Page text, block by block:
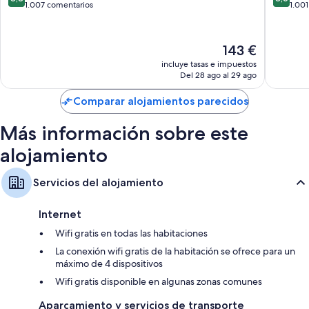
Las 312 habitaciones con muebles diferentes ofrecen comodidades
entre las que se incluyen un servicio de habitaciones las 24 horas y
sábanas de alta calidad, además de detalles como espacios para trabajar
con ordenador portátil y aire acondicionado.
Además, otros servicios que encontrarás incluyen:
Duchas con efecto de lluvia, artículos de higiene personal gratuitos
y secadores de pelo
Televisiones inteligentes de 48 pulgadas con canales premium
Balcones, servicios de guardería y hervidores eléctricos
Kuta
sobre1.007 comentarios
El
precio
actual
de
143 €
143 €
incluye tasas e impuestos
Del 28 ago al 29 ago
Plaza
sobre
Comparar alojamientos parecidos
Más información sobre este
alojamiento
Servicios del alojamiento
Internet
Wifi gratis en todas las habitaciones
La conexión wifi gratis de la habitación se ofrece para un
máximo de 4 dispositivos
Wifi gratis disponible en algunas zonas comunes
Aparcamiento y servicios de transporte